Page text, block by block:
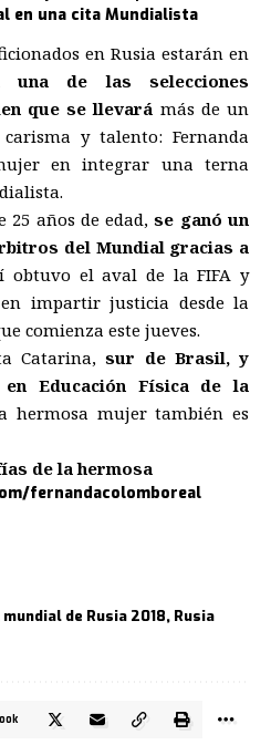
en una cita Mundialista
en Rusia estarán en
una de las selecciones
que se llevará más de un
y talento: Fernanda
en integrar una terna
25 años de edad,se ganó un
del Mundial gracias a
obtuvo el aval de la FIFA y
impartir justicia desde la
comienza este jueves.
Catarina,sur de Brasil, y
Educación Física de la
hermosa mujer también es
de la hermosa
fernandacolomboreal
mundial de Rusia 2018, Rusia